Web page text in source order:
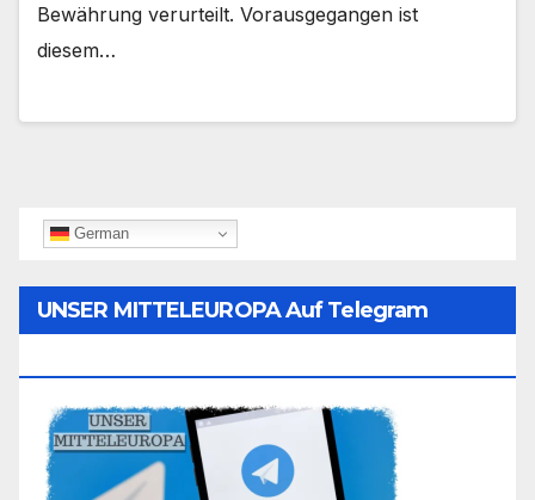
Bewährung verurteilt. Vorausgegangen ist
diesem…
German
UNSER MITTELEUROPA Auf Telegram